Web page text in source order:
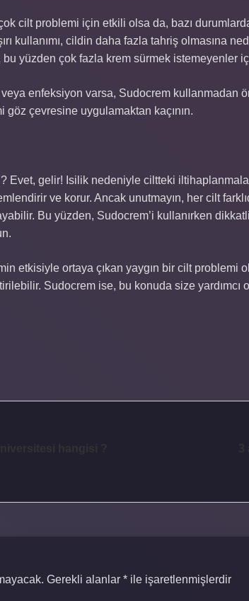
cilt problemi için etkili olsa da, bazı
kullanımı, cildin daha fazla tahriş olmasına
yüzden çok fazla krem sürmek istemeyenler
enfeksiyon varsa, Sudocrem kullanmadan
göz çevresine uygulamaktan kaçının.
Evet, gelir! Isilik nedeniyle ciltteki
ve korur. Ancak unutmayın, her cilt
Bu yüzden, Sudocrem’i kullanırken
etkisiyle ortaya çıkan yaygın bir cilt problemi
Sudocrem ise, bu konuda size yardımcı
Gerekli alanlar * ile işaretlenmişlerdir